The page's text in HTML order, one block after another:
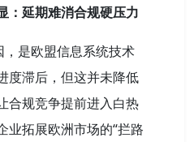
：延期难消合规硬压力
，是欧盟信息系统技术
度滞后，但这并未降低
合规竞争提前进入白热
业拓展欧洲市场的“拦路